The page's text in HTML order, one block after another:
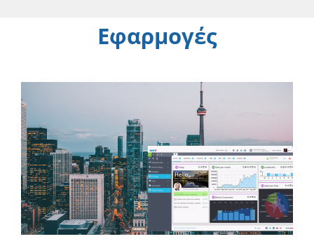
Εφαρμογές